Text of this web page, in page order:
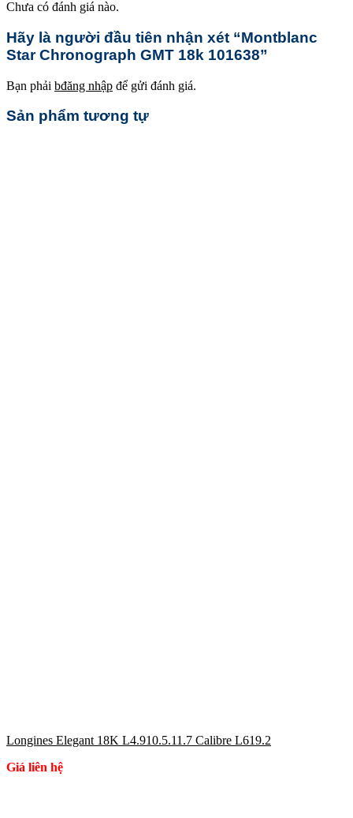
Chưa có đánh giá nào.
Hãy là người đầu tiên nhận xét “Montblanc
Star Chronograph GMT 18k 101638”
Bạn phải bđăng nhập để gửi đánh giá.
Sản phẩm tương tự
Longines Elegant 18K L4.910.5.11.7 Calibre L619.2
Giá liên hệ